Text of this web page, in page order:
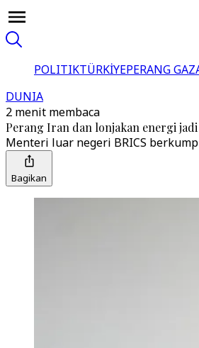
POLITIKTÜRKİYEPERANG
DUNIA
2 menit membaca
Perang Iran dan lonjakan energi
Menteri luar negeri BRICS
Bagikan